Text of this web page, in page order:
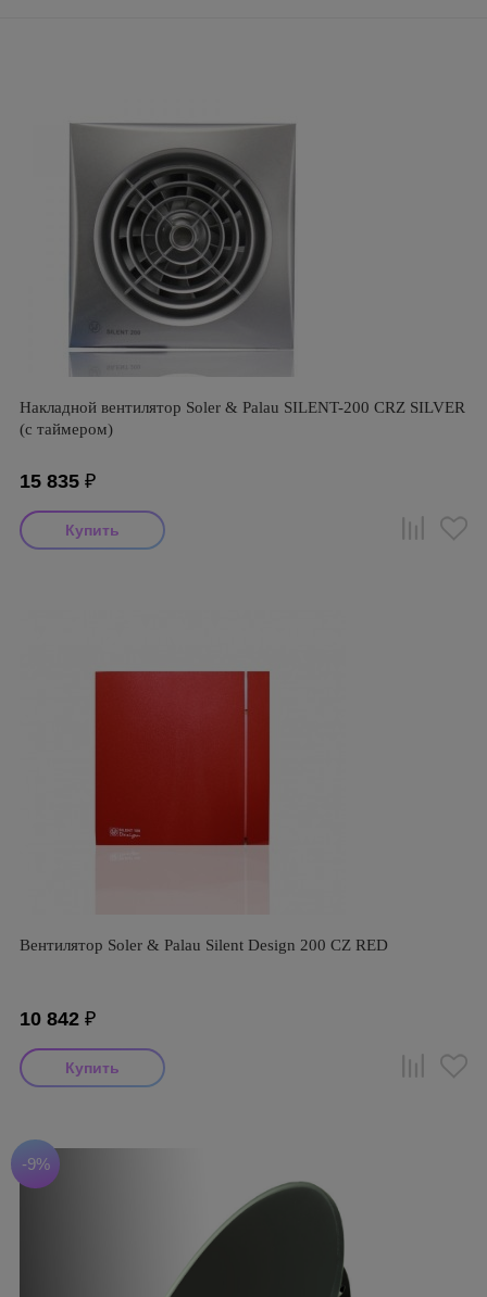
Накладной вентилятор Soler & Palau SILENT-200 CRZ SILVER
(с таймером)
15 835 ₽
Вентилятор Soler & Palau Silent Design 200 CZ RED
10 842 ₽
-9%